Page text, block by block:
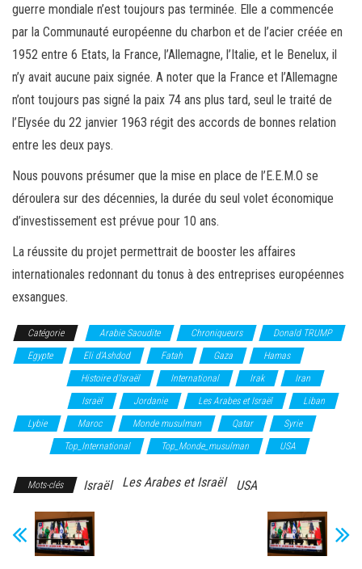
guerre mondiale n’est toujours pas terminée. Elle a commencée
par la Communauté européenne du charbon et de l’acier créée en
1952 entre 6 Etats, la France, l’Allemagne, l’Italie, et le Benelux, il
n’y avait aucune paix signée. A noter que la France et l’Allemagne
n’ont toujours pas signé la paix 74 ans plus tard, seul le traité de
l’Elysée du 22 janvier 1963 régit des accords de bonnes relation
entre les deux pays.
Nous pouvons présumer que la mise en place de l’E.E.M.O se
déroulera sur des décennies, la durée du seul volet économique
d’investissement est prévue pour 10 ans.
La réussite du projet permettrait de booster les affaires
internationales redonnant du tonus à des entreprises européennes
exsangues.
Catégorie Arabie Saoudite Chroniqueurs
Donald TRUMP
Egypte
Eli d'Ashdod Fatah Gaza
Hamas
Histoire d'Israël International Irak
Iran
Israël Jordanie Les Arabes et Israël
Liban
Lybie
Maroc Monde musulman Qatar Syrie
Top_International Top_Monde_musulman USA
Mots-clés Israël Les Arabes et Israël USA